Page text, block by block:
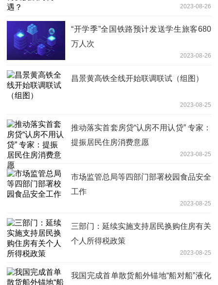
2023-08-26
“开学季”全国铁路预计发送学生旅客680
万人次
2023-08-26
昌景黄高铁全线开始联调联试（组图）
2023-08-25
推动落实首套房贷“认房不用认贷” 专家：
提振居民住房消费意愿
2023-08-25
市场监管总局等四部门部署校园食品安全
工作
2023-08-25
三部门：延续实施支持居民换购住房有关
个人所得税政策
2023-08-25
我国完成首单散货船外锚地“船对船”液化